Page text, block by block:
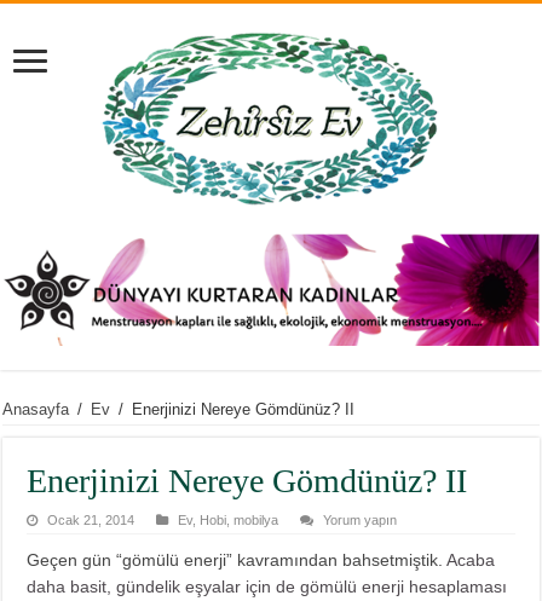
Anasayfa / Ev / Enerjinizi Nereye Gömdünüz? II
Enerjinizi Nereye Gömdünüz? II
Ocak 21, 2014 Ev, Hobi ,mobilya Yorum yapın
Geçen gün “gömülü enerji” kavramından bahsetmiştik. Acaba
daha basit, gündelik eşyalar için de gömülü enerji hesaplaması